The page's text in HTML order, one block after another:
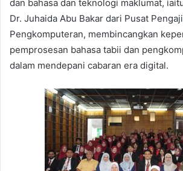
dan bahasa dan teknologi maklumat,
Dr. Juhaida Abu Bakar dari Pusat
Pengkomputeran, membincangkan
pemprosesan bahasa tabii dan
dalam mendepani cabaran era digital.